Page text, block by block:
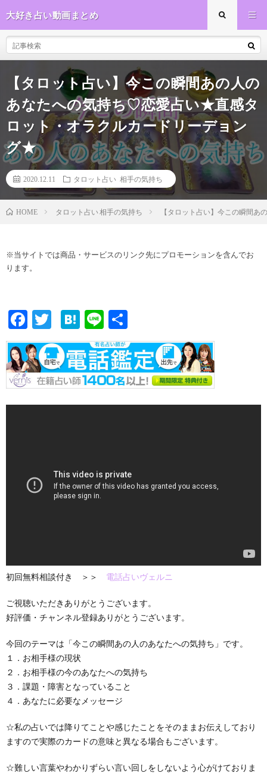
大好き占い動画まとめ
【タロット占い】今この瞬間あの人の
あなたへの気持ち♡恋愛占い★直感タ
ロット・オラクルカードリーデョン
グ★
2020.12.11 タロット占い 相手の気持ち
HOME タロット占い 相手の気持ち 【タロット占い】今この瞬間
※当サイトでは商品・サービスのリンク先にプロモーションを含んでお
ります。
F
ac
e
b
o
T
w
itt
er
H
at
e
n
a
Li
n
e
有
初回無料相談付き ＞＞ 電話占いヴェルニ
ご視聴いただきありがとうございます。
好評価・チャンネル登録ありがとうございます。
今回のテーマは「今この瞬間あの人のあなたへの気持ち」です。
１．お相手様の現状
２．お相手様の今のあなたへの気持ち
３．課題・障害となっていること
４．あなたに必要なメッセージ
☆私の占いでは降りてことや感じたことをそのままお伝えしており
ますので実際のカードの意味と異なる場合もございます。
☆難しい言葉やわかりずらい言い回しをしないよう心がけておりま